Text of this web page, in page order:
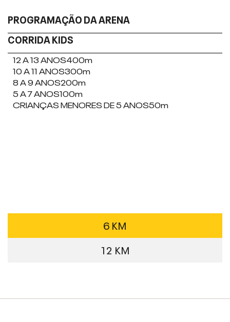
PROGRAMAÇÃO DA ARENA
CORRIDA KIDS
12 A 13 ANOS400m
10 A 11 ANOS300m
8 A 9 ANOS200m
5 A 7 ANOS100m
CRIANÇAS MENORES DE 5 ANOS50m
6 KM
12 KM